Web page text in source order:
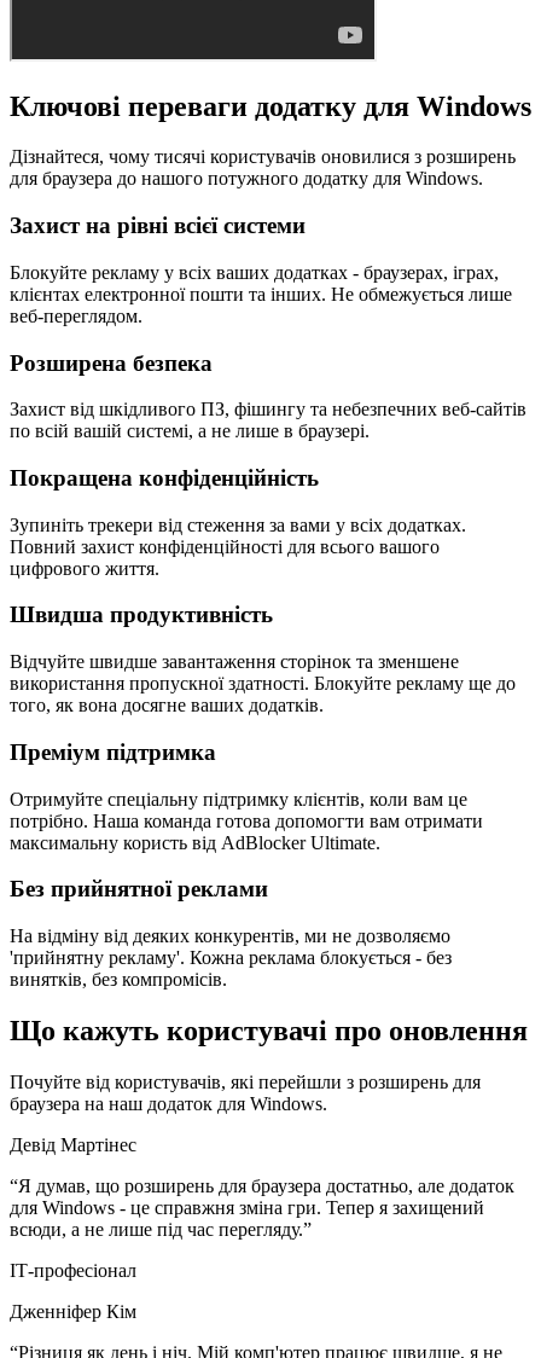
Ключові переваги додатку для Windows
Дізнайтеся, чому тисячі користувачів оновилися з розширень
для браузера до нашого потужного додатку для Windows.
Захист на рівні всієї системи
Блокуйте рекламу у всіх ваших додатках - браузерах, іграх,
клієнтах електронної пошти та інших. Не обмежується лише
веб-переглядом.
Розширена безпека
Захист від шкідливого ПЗ, фішингу та небезпечних веб-сайтів
по всій вашій системі, а не лише в браузері.
Покращена конфіденційність
Зупиніть трекери від стеження за вами у всіх додатках.
Повний захист конфіденційності для всього вашого
цифрового життя.
Швидша продуктивність
Відчуйте швидше завантаження сторінок та зменшене
використання пропускної здатності. Блокуйте рекламу ще до
того, як вона досягне ваших додатків.
Преміум підтримка
Отримуйте спеціальну підтримку клієнтів, коли вам це
потрібно. Наша команда готова допомогти вам отримати
максимальну користь від AdBlocker Ultimate.
Без прийнятної реклами
На відміну від деяких конкурентів, ми не дозволяємо
'прийнятну рекламу'. Кожна реклама блокується - без
винятків, без компромісів.
Що кажуть користувачі про оновлення
Почуйте від користувачів, які перейшли з розширень для
браузера на наш додаток для Windows.
Девід Мартінес
“Я думав, що розширень для браузера достатньо, але додаток
для Windows - це справжня зміна гри. Тепер я захищений
всюди, а не лише під час перегляду.”
ІТ-професіонал
Дженніфер Кім
“Різниця як день і ніч. Мій комп'ютер працює швидше, я не